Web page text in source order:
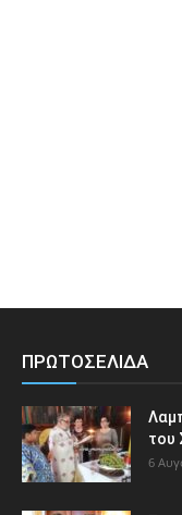
ΠΡΩΤΟΣΕΛΙΔΑ
του
6